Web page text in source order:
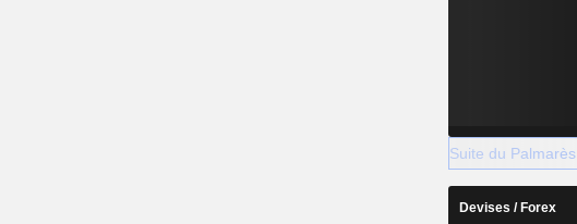
Suite du Palmarès
Devises / Forex